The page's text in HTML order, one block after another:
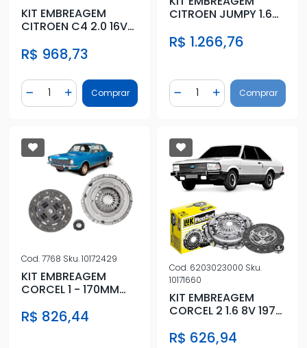
KIT EMBREAGEM
CITROEN C4 2.0 16V
ROLAMENTO
R$ 968,73
Diminuir Quantidade
Quantidade
Adicionar Quantidade
Comprar
CITROEN JUMPY 1.6
ROLAMENTO
R$ 1.266,76
Diminuir Quantidade
Quantidade
AdicionarComprar
Cod.7768 Sku.10172429
KIT EMBREAGEM
CORCEL 1 - 170MM
R$ 826,44
Cod. 6203023000 Sku.
10171660
KIT EMBREAGEM
CORCEL 2 1.6 8V 1978
ROLAMENTO
R$ 626,94